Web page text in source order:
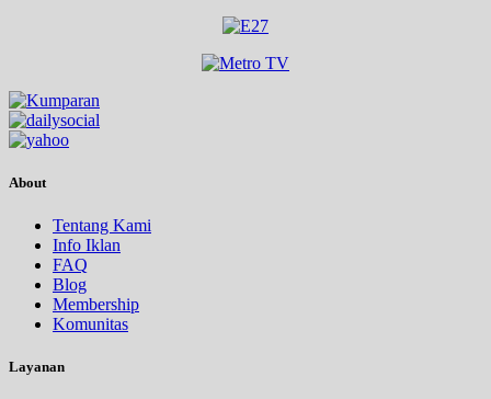
About
Tentang Kami
Info Iklan
FAQ
Blog
Membership
Komunitas
Layanan